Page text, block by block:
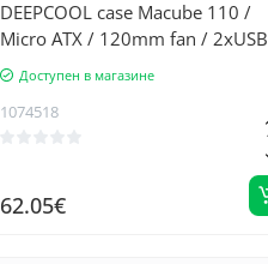
DEEPCOOL case Macube 110 /
Micro ATX / 120mm fan / 2xUSB
3.0 / glass side with magnetic
attachment / black
Доступен в магазине
1074518
62.05€